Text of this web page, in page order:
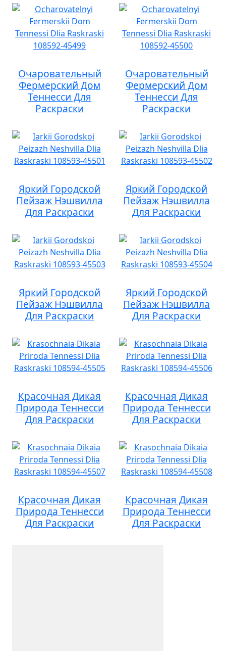
Очаровательный
Фермерский Дом
Теннесси Для
Раскраски
Очаровательный
Фермерский Дом
Теннесси Для
Раскраски
Яркий Городской
Пейзаж Нэшвилла
Для Раскраски
Яркий Городской
Пейзаж Нэшвилла
Для Раскраски
Яркий Городской
Пейзаж Нэшвилла
Для Раскраски
Яркий Городской
Пейзаж Нэшвилла
Для Раскраски
Красочная Дикая
Природа Теннесси
Для Раскраски
Красочная Дикая
Природа Теннесси
Для Раскраски
Красочная Дикая
Природа Теннесси
Для Раскраски
Красочная Дикая
Природа Теннесси
Для Раскраски